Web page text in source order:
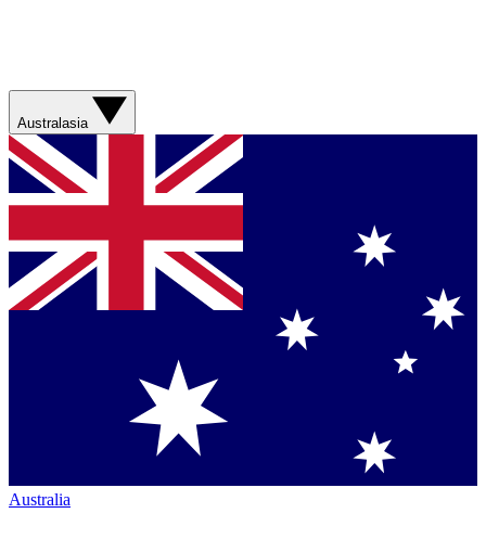
Australasia
Australia